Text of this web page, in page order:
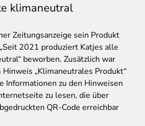
klimaneutral
Zeitungsanzeige sein Produkt
2021 produziert Katjes alle
beworben. Zusätzlich war
„Klimaneutrales Produkt“
Informationen zu den Hinweisen
zu lesen, die über
QR-Code erreichbar